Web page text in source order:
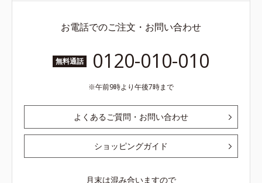
お電話でのご注文・お問い合わせ
無料通話 0120-010-010
午前9時より午後7時まで
よくあるご質問・お問い合わせ
ショッピングガイド
月末は混み合いますので